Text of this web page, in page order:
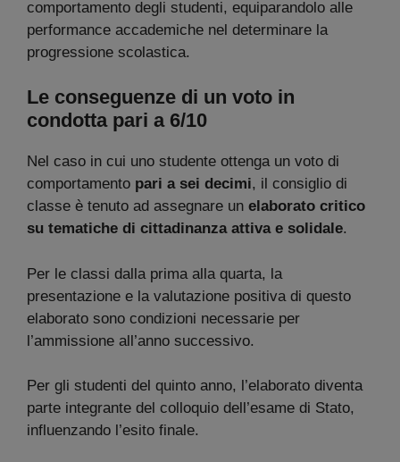
comportamento degli studenti, equiparandolo alle
performance accademiche nel determinare la
progressione scolastica.
Le conseguenze di un voto in
condotta pari a 6/10
Nel caso in cui uno studente ottenga un voto di
comportamento pari a sei decimi, il consiglio di
classe è tenuto ad assegnare un elaborato critico
su tematiche di cittadinanza attiva e solidale.
Per le classi dalla prima alla quarta, la
presentazione e la valutazione positiva di questo
elaborato sono condizioni necessarie per
l’ammissione all’anno successivo.
Per gli studenti del quinto anno, l’elaborato diventa
parte integrante del colloquio dell’esame di Stato,
influenzando l’esito finale.